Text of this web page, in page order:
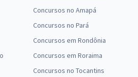
Concursos no Amapá
Concursos no Pará
Concursos em Rondônia
Concursos em Roraima
Concursos no Tocantins